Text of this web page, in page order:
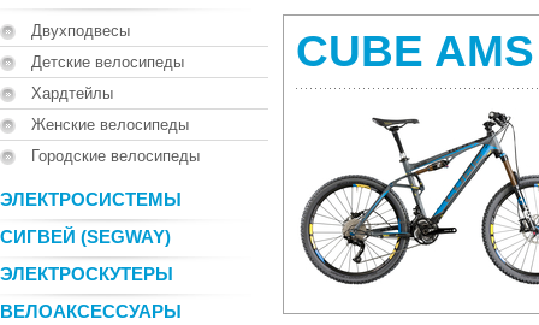
Двухподвесы
Детские велосипеды
Хардтейлы
Женские велосипеды
Городские велосипеды
ЭЛЕКТРОСИСТЕМЫ
СИГВЕЙ (SEGWAY)
ЭЛЕКТРОСКУТЕРЫ
ВЕЛОАКСЕССУАРЫ
CUBE